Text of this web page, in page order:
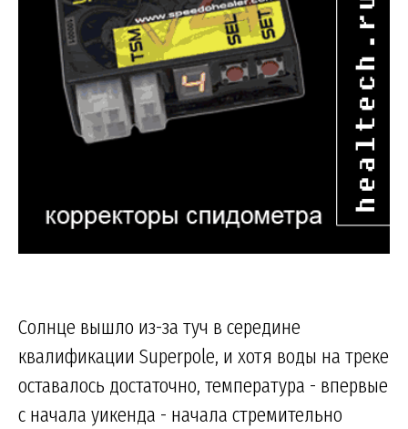
Солнце вышло из-за туч в середине
квалификации Superpole, и хотя воды на треке
оставалось достаточно, температура - впервые
с начала уикенда - начала стремительно